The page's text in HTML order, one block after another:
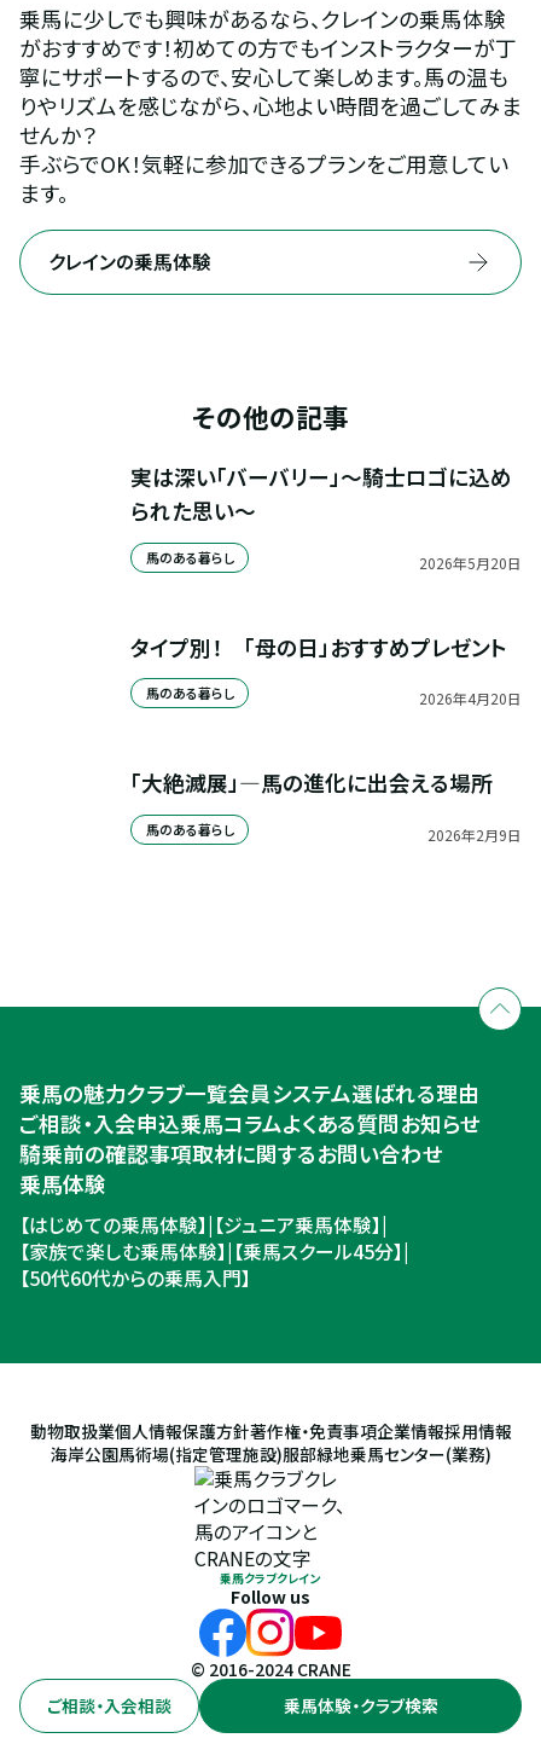
ご相談・入会相談 乗馬体験・クラブ検索
乗馬に少しでも興味があるなら、クレインの乗馬体験
がおすすめです！初めての方でもインストラクターが丁
寧にサポートするので、安心して楽しめます。馬の温も
りやリズムを感じながら、心地よい時間を過ごしてみま
せんか？
手ぶらでOK！気軽に参加できるプランをご用意してい
ます。
クレインの乗馬体験
その他の記事
実は深い「バーバリー」～騎士ロゴに込め
られた思い～
馬のある暮らし 2026年5月20日
タイプ別！　「母の日」おすすめプレゼント
馬のある暮らし 2026年4月20日
「大絶滅展」—馬の進化に出会える場所
馬のある暮らし 2026年2月9日
入会のご相談・申込
ご相談・入会申込
乗馬の魅力クラブ一覧会員システム選ばれる理由
ご相談・入会申込乗馬コラムよくある質問お知らせ
騎乗前の確認事項取材に関するお問い合わせ
乗馬体験
【はじめての乗馬体験】| 【ジュニア乗馬体験】|
【家族で楽しむ乗馬体験】| 【乗馬スクール45分】|
【50代60代からの乗馬入門】
動物取扱業個人情報保護方針著作権・免責事項企業情報採用情報
海岸公園馬術場(指定管理施設)服部緑地乗馬センター(業務)
乗馬クラブクレイン
Follow us
© 2016-2024 CRANE